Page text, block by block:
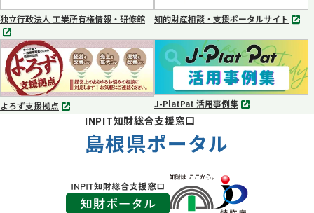
く
く
独立行政法人 工業所有権情報・研修館
別
タ
ブ
で
知的財産相談・支援ポータルサイト
別
タ
開
く
よろず支援拠点
別
J-PlatPat 活用事例集
別
INPIT知財総合支援窓口
島根県ポータル